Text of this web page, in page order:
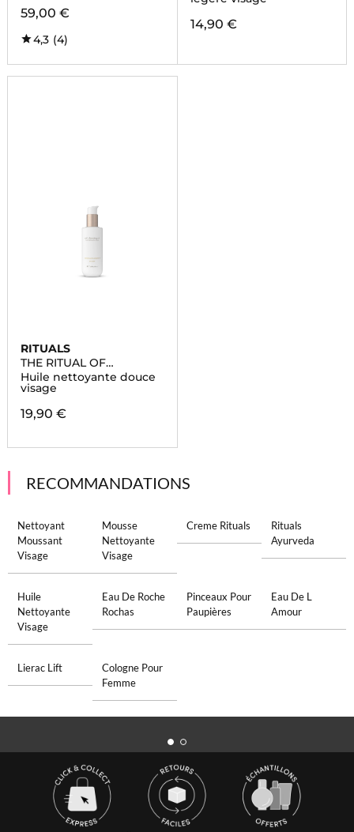
59,00 €
4,3 (4)
14,90 €
RITUALS
THE RITUAL OF
NAMASTE
Huile nettoyante douce
visage
19,90 €
RECOMMANDATIONS
Nettoyant
Moussant
Visage
Mousse
Nettoyante
Visage
Creme Rituals
Rituals
Ayurveda
Huile
Nettoyante
Visage
Eau De Roche
Rochas
Pinceaux Pour
Paupières
Eau De L
Amour
Lierac Lift
Cologne Pour
Femme